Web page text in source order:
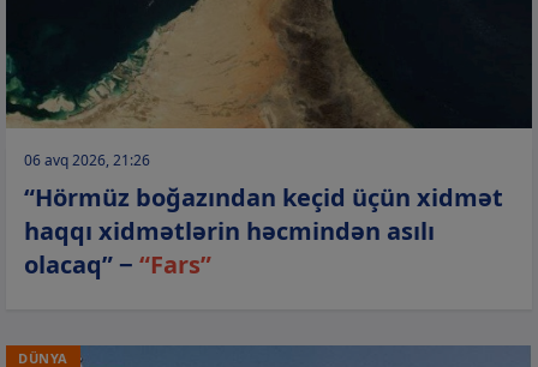
06 avq 2026, 21:26
“Hörmüz boğazından keçid üçün xidmət
haqqı xidmətlərin həcmindən asılı
olacaq” − “Fars”
DÜNYA